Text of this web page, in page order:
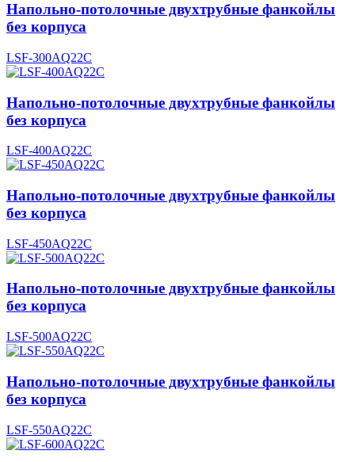
Напольно-потолочные двухтрубные фанкойлы
без корпуса
LSF-300AQ22C
Напольно-потолочные двухтрубные фанкойлы
без корпуса
LSF-400AQ22C
Напольно-потолочные двухтрубные фанкойлы
без корпуса
LSF-450AQ22C
Напольно-потолочные двухтрубные фанкойлы
без корпуса
LSF-500AQ22C
Напольно-потолочные двухтрубные фанкойлы
без корпуса
LSF-550AQ22C